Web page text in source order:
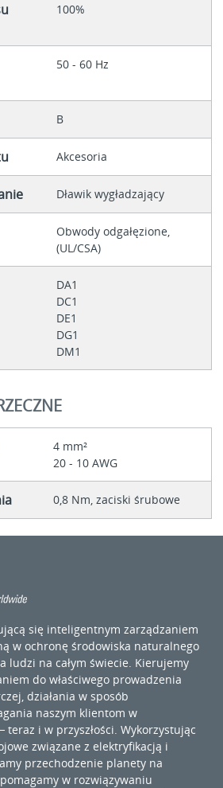
100%
50 - 60 Hz
B
Akcesoria
Dławik wygładzający
Obwody odgałęzione,
(UL/CSA)
DA1
DC1
DE1
DG1
DM1
4 mm²
20 - 10 AWG
0,8 Nm, zaciski śrubowe
się inteligentnym zarządzaniem
w ochronę środowiska naturalnego
ludzi na całym świecie. Kierujemy
do właściwego prowadzenia
działania w sposób
naszym klientom w
i w przyszłości. Wykorzystując
związane z elektryfikacją i
przechodzenie planety na
w rozwiązywaniu